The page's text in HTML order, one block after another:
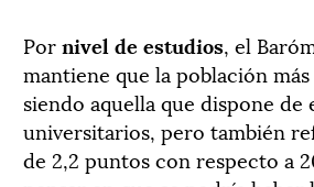
Pornivel de estudios, el
mantiene que la población
siendo aquella que dispone de
universitarios, pero también
de 2,2 puntos con respecto a